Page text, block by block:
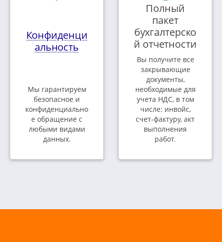
Конфиденци
альность
Мы гарантируем
безопасное и
конфиденциально
е обращение с
любыми видами
данных.
Полный
пакет
бухгалтерско
й отчетности
Вы получите все
закрывающие
документы,
необходимые для
учета НДС, в том
числе: инвойс,
счет-фактуру, акт
выполнения
работ.